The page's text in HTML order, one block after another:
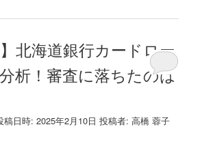
北海道銀行カードロー
析！審査に落ちたのは
稿日時:2025年2月10日 投稿者:高橋 蓉子